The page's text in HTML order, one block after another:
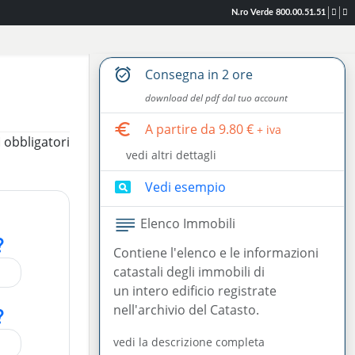
N.ro Verde 800.00.51.51
obbligatori
alarm_on consegna in 2 ore
download del pdf dal tuo account
euro a partire da 9.80€ + iva
vedi altri dettagli
pageview vedi esempio
Elenco Immobili
Contiene l'elenco e le informazioni
catastali degli immobili di
un intero edificio registrate
nell'archivio del Catasto.
vedi la descrizione completa